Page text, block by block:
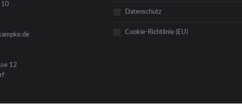
12
Datenschutz
Cookie-Richtlinie (EU)